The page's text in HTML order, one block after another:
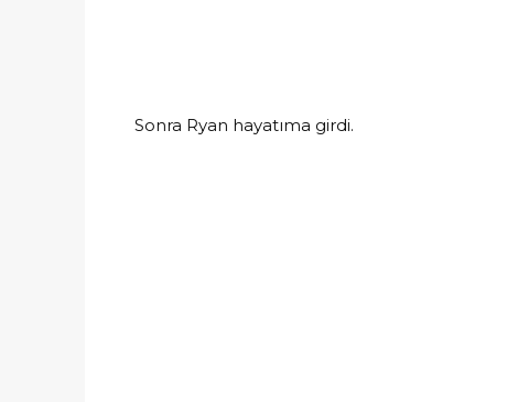
Sonra Ryan hayatıma girdi.